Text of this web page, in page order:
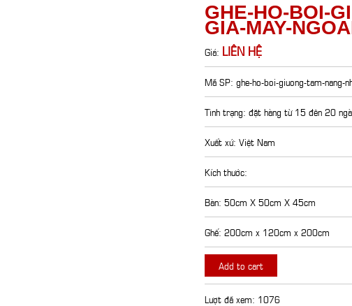
GHE-HO-BOI-
GIA-MAY-
Giá: LIÊN HỆ
Mã SP: ghe-ho-boi-giuong-tam-nang-
Tình trạng: đặt hàng từ 15 đên 20
Xuất xứ: Việt Nam
Kích thước:
Bàn: 50cm X 50cm X 45cm
Ghế: 200cm x 120cm x 200cm
Add to cart
Lượt đã xem: 1076